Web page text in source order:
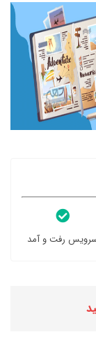
رفت و آمد